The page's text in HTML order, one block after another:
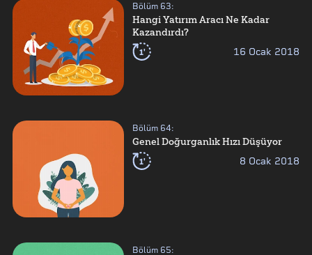
Bölüm 63:
Hangi Yatırım Aracı Ne Kadar
Kazandırdı?
1' 16 Ocak 2018
Bölüm 64:
Genel Doğurganlık Hızı Düşüyor
1' 8 Ocak 2018
Bölüm 65: